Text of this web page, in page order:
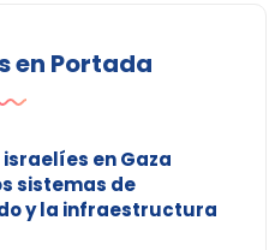
en Portada
en Gaza
sistemas de
y la infraestructura